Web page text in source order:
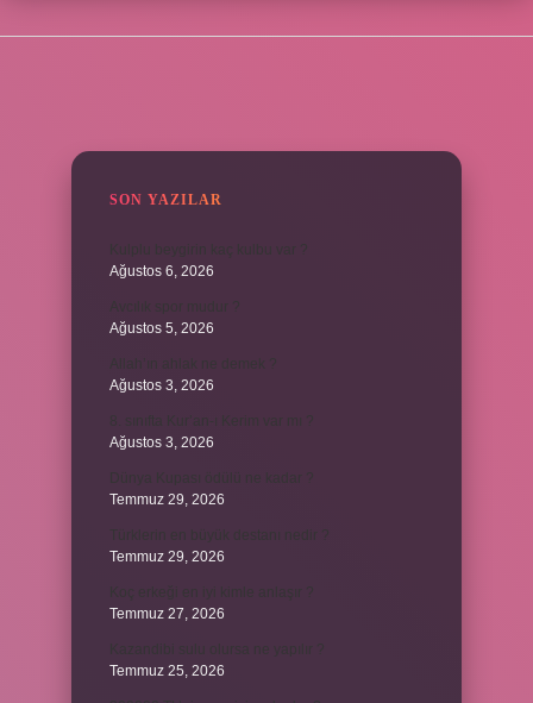
SON YAZILAR
Ağustos 6, 2026
Ağustos 5, 2026
Ağustos 3, 2026
Ağustos 3, 2026
Temmuz 29, 2026
Temmuz 29, 2026
Temmuz 27, 2026
Temmuz 25, 2026